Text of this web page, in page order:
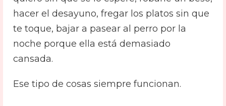
hacer el desayuno, fregar los platos sin que
te toque, bajar a pasear al perro por la
noche porque ella está demasiado
cansada.
Ese tipo de cosas siempre funcionan.